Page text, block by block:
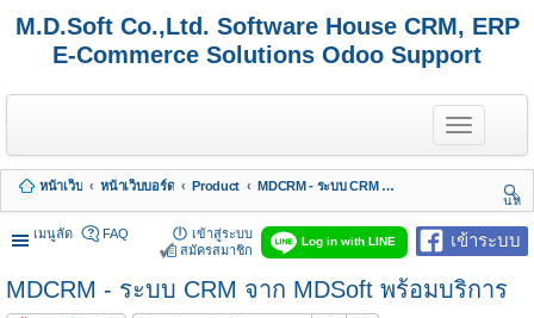
M.D.Soft Co.,Ltd. Software House CRM, ERP
E-Commerce Solutions Odoo Support
T
o
g
e
n
a
i
g
หน้าเว็บ หน้าเว็บบอร์ด Product
MDCRM - ระบบ CRM จาก MDSoft พร้อมบริการ
นห
า
เมนูลัด
เข้าระบบ
Log in with LINE
FAQ
เข้าสู่ระบบ
สมัครสมาชิก
MDCRM - ระบบ CRM จาก MDSoft พร้อมบริการ